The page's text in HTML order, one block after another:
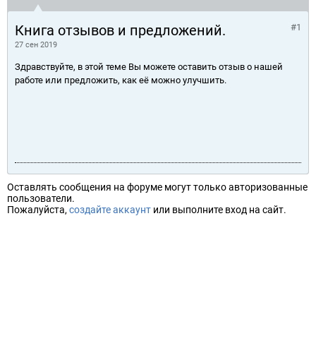
Книга отзывов и предложений.
27 сен 2019
#1
Здравствуйте, в этой теме Вы можете оставить отзыв о нашей
работе или предложить, как её можно улучшить.
Оставлять сообщения на форуме могут только авторизованные
пользователи.
Пожалуйста, создайте аккаунт или выполните вход на сайт.